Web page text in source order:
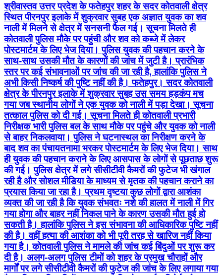
श्रीवास्तव उत्तर प्रदेश के फतेहपुर शहर के सदर कोतवाली क्षेत्र
स्थित पीरनपुर इलाके में शुक्रवार सुबह एक अज्ञात युवक का शव
नाली में मिलने से क्षेत्र में सनसनी फैल गई। सूचना मिलते ही
कोतवाली पुलिस मौके पर पहुंची और शव को कब्जे में लेकर
पोस्टमार्टम के लिए भेज दिया। पुलिस युवक की पहचान करने के
साथ-साथ उसकी मौत के कारणों की जांच में जुटी है। प्रारंभिक
स्तर पर कई संभावनाओं पर जांच की जा रही है, हालांकि पुलिस ने
अभी किसी निष्कर्ष की पुष्टि नहीं की है। फतेहपुर। सदर कोतवाली
क्षेत्र के पीरनपुर इलाके में शुक्रवार सुबह उस समय हड़कंप मच
गया जब स्थानीय लोगों ने एक युवक को नाली में पड़ा देखा। सूचना
तत्काल पुलिस को दी गई। सूचना मिलते ही कोतवाली प्रभारी
निरीक्षक भारी पुलिस बल के साथ मौके पर पहुंचे और युवक को नाली
से बाहर निकलवाया। पुलिस ने घटनास्थल का निरीक्षण करने के
बाद शव का पंचायतनामा भरकर पोस्टमार्टम के लिए भेज दिया। साथ
ही युवक की पहचान कराने के लिए आसपास के लोगों से पूछताछ शुरू
की गई। पुलिस क्षेत्र में लगे सीसीटीवी कैमरों की फुटेज भी खंगाल
रही है और सोशल मीडिया के माध्यम से मृतक की पहचान कराने का
प्रयास किया जा रहा है। प्रथम दृष्टया कुछ लोगों द्वारा आशंका
व्यक्त की जा रही है कि युवक संभवतः नशे की हालत में नाली में गिर
गया होगा और बाहर नहीं निकल पाने के कारण उसकी मौत हुई हो
सकती है। हालांकि पुलिस ने इस संभावना की आधिकारिक पुष्टि नहीं
की है। वहीं हत्या की आशंका को भी पूरी तरह से खारिज नहीं किया
गया है। कोतवाली पुलिस ने मामले की जांच कई बिंदुओं पर शुरू कर
दी है। अलग-अलग पुलिस टीमों को शहर के प्रमुख चौराहों और
मार्गों पर लगे सीसीटीवी कैमरों की फुटेज की जांच के लिए लगाया गया